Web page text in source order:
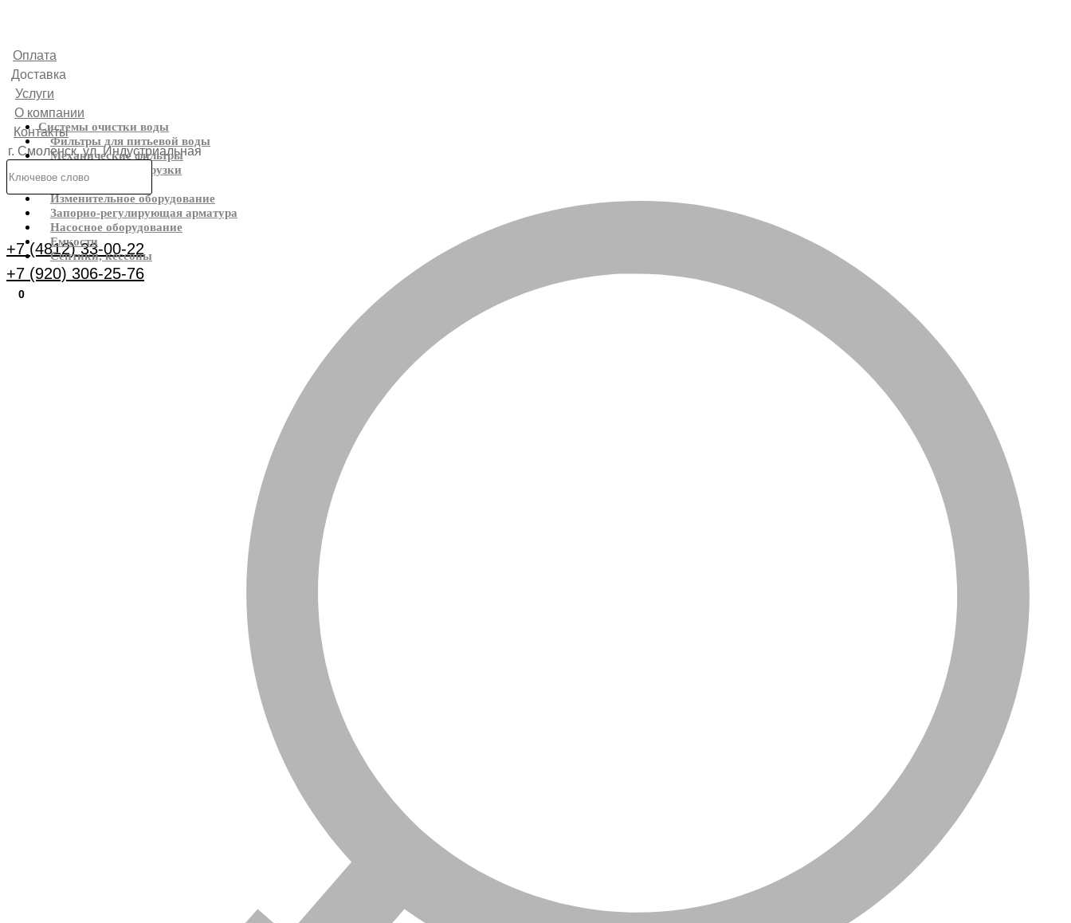
Оплата
Доставка
Услуги
О компании
Контакты
г. Смоленск, ул. Индустриальная
Каталог
+7 (4812) 33-00-22
+7 (920) 306-25-76
0
Системы очистки воды
Фильтры для питьевой воды
Механические фильтры
Фильтрующие загрузки
Реагенты
Изменительное оборудование
Запорно-регулирующая арматура
Насосное оборудование
Емкости
Септики, кессоны